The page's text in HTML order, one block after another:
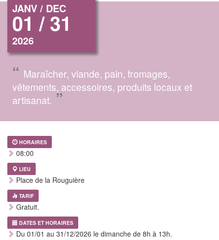
JANV / DEC
01 / 31
2026
“ Maraîcher, viande, pain, fromages,
vêtements, accessoires, produits locaux et
artisanat.”
HORAIRES
08:00
LIEU
Place de la Rouguière
TARIF
Gratuit.
DATES ET HORAIRES
Du 01/01 au 31/12/2026 le dimanche de 8h à 13h.